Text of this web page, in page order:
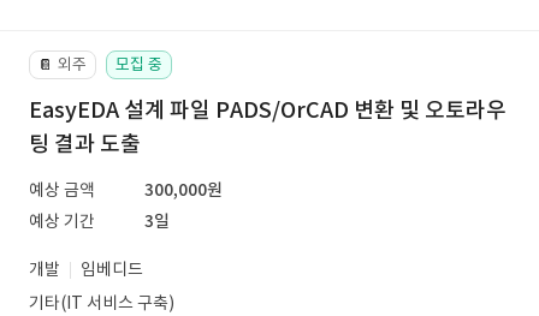
📔 외주 모집 중
EasyEDA 설계 파일 PADS/OrCAD 변환 및 오토라우
팅 결과 도출
예상 금액
300,000원
예상 기간
3일
개발
임베디드
기타(IT 서비스 구축)